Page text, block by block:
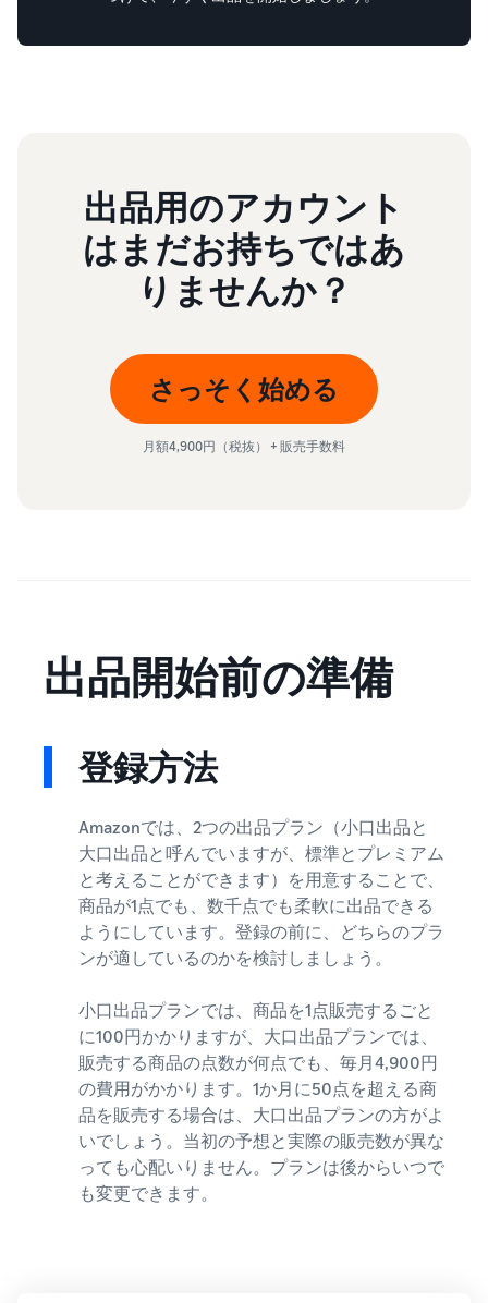
出品用のアカウント
はまだお持ちではあ
りませんか？
さっそく始める
月額4,900円（税抜） + 販売手数料
出品開始前の準備
登録方法
Amazonでは、2つの出品プラン（小口出品と
大口出品と呼んでいますが、標準とプレミアム
と考えることができます）を用意することで、
商品が1点でも、数千点でも柔軟に出品できる
ようにしています。登録の前に、どちらのプラ
ンが適しているのかを検討しましょう。
小口出品プランでは、商品を1点販売するごと
に100円かかりますが、大口出品プランでは、
販売する商品の点数が何点でも、毎月4,900円
の費用がかかります。1か月に50点を超える商
品を販売する場合は、大口出品プランの方がよ
いでしょう。当初の予想と実際の販売数が異な
っても心配いりません。プランは後からいつで
も変更できます。